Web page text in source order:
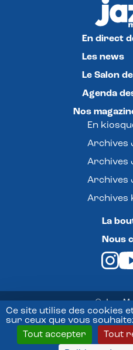
Ce site utilise des cookies
sur ceux que vous
Tout accepter
Tout
En direct
Les news
Le Salon
Agenda
Nos
En
Archives
Archives
Archives
Archives
La
Nous
© Jazz
Conditions